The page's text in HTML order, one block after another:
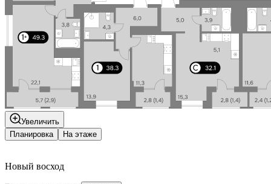
Увеличить
Планировка
На этаже
Новый восход